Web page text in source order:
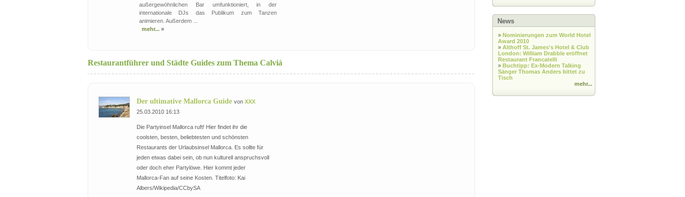
außergewöhnlichen Bar umfunktioniert, in der
internationale DJs das Publikum zum Tanzen
animieren. Außerdem ...
mehr... »
Restaurantführer und Städte Guides zum Thema Calviá
Der ultimative Mallorca Guide von XXX
25.03.2010 16:13
Die Partyinsel Mallorca ruft! Hier findet ihr die
coolsten, besten, beliebtesten und schönsten
Restaurants der Urlaubsinsel Mallorca. Es sollte für
jeden etwas dabei sein, ob nun kulturell anspruchsvoll
oder doch eher Partylöwe. Hier kommt jeder
Mallorca-Fan auf seine Kosten. Titelfoto: Kai
Albers/Wikipedia/CCbySA
News
» Nominierungen zum World Hotel
Award 2010
» Althoff St. James's Hotel & Club
London: William Drabble eröffnet
Restaurant Francatelli
» Buchtipp: Ex-Modern Talking
Sänger Thomas Anders bittet zu
Tisch
mehr...